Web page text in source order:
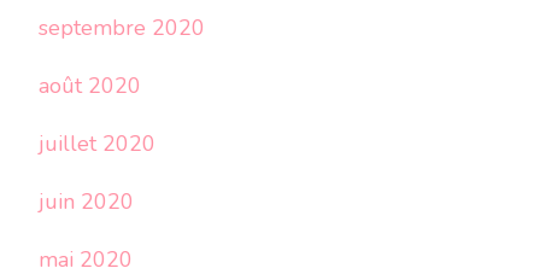
septembre 2020
août 2020
juillet 2020
juin 2020
mai 2020